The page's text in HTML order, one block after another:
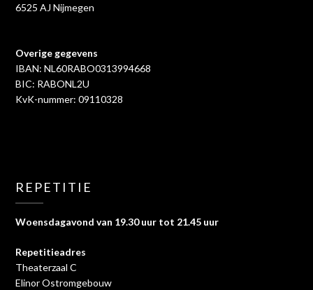
6525 AJ Nijmegen
Overige gegevens
IBAN: NL60RABO0313994668
BIC: RABONL2U
KvK-nummer: 09110328
REPETITIE
Woensdagavond van 19.30 uur tot 21.45 uur
Repetitieadres
Theaterzaal C
Elinor Ostromgebouw